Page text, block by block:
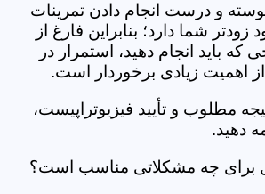
و درست انجام دادن تمرینات
شما دارد؛ بنابراین فارغ از
که باید انجام دهید، استمرار در
از اهمیت زیادی برخوردار است.
مطلوب و تأیید فیزیوتراپیست،
دهید.
برای چه مشکلاتی مناسب است؟